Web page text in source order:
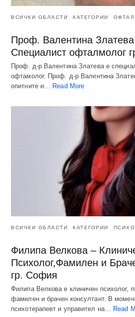
ВСИЧКИ ОБЛАСТИ КАТЕГОРИИ
Проф. Валентина
Специалист офталмолог
Проф. д-р Валентина Златева е
офтамолог. Проф. д-р Валентина
опитните и… Read More
ВСИЧКИ ОБЛАСТИ КАТЕГОРИИ
Филипа Велкова –
Психолог,Фамилен и
гр. София
Филипа Велкова е клиничен психолог,
фамилен и брачен консултант. В
психотерапевт и управител на…
Read